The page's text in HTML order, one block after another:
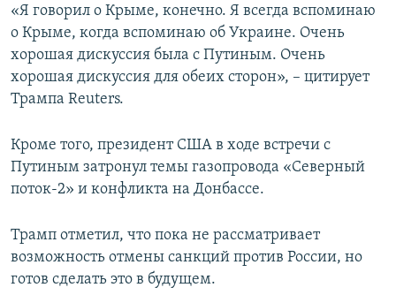
«Я говорил о Крыме, конечно. Я всегда вспоминаю
о Крыме, когда вспоминаю об Украине. Очень
хорошая дискуссия была с Путиным. Очень
хорошая дискуссия для обеих сторон», – цитирует
Трампа Reuters.
Кроме того, президент США в ходе встречи с
Путиным затронул темы газопровода «Северный
поток-2» и конфликта на Донбассе.
Трамп отметил, что пока не рассматривает
возможность отмены санкций против России, но
готов сделать это в будущем.